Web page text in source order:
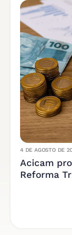
4 DE AGOSTO DE
Acicam
Reforma